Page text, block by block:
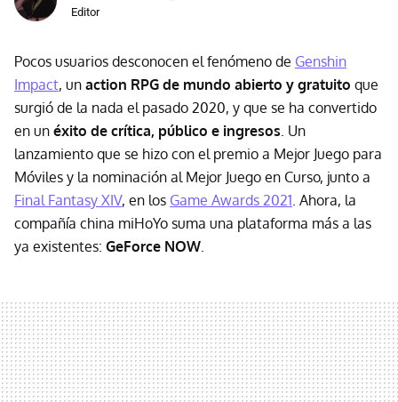
Editor
Pocos usuarios desconocen el fenómeno de Genshin
Impact, un action RPG de mundo abierto y gratuito que
surgió de la nada el pasado 2020, y que se ha convertido
en un éxito de crítica, público e ingresos . Un
lanzamiento que se hizo con el premio a Mejor Juego para
Móviles y la nominación al Mejor Juego en Curso, junto a
Final Fantasy XIV, en los Game Awards 2021 . Ahora, la
compañía china miHoYo suma una plataforma más a las
ya existentes: GeForce NOW